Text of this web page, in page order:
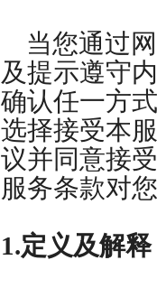
当您通过
及提示遵守
确认任一方
选择接受本
议并同意接
服务条款对
1.定义及解释